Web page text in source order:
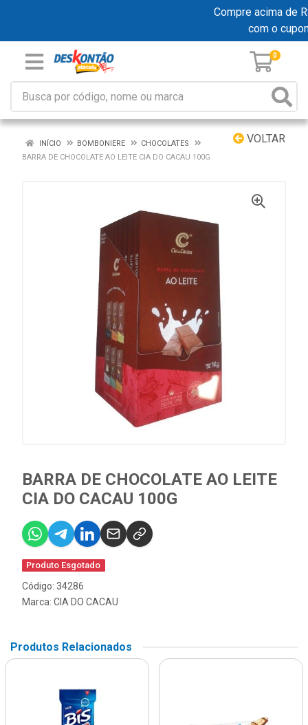
Compre acima de
com o
0
VOLTAR
INÍCIO BOMBONIERE
CHOCOLATES
BARRA DE CHOCOLATE AO LEITE CIA DO CACAU 100G
BARRA DE CHOCOLATE AO LEITE
CIA DO CACAU 100G
Produto Esgotado
Código: 34286
Marca: CIA DO CACAU
Produtos Relacionados